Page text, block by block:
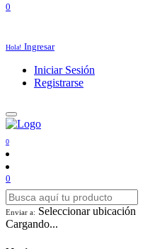
0
Hola! Ingresar
Iniciar Sesión
Registrarse
0
0
Enviar a: Seleccionar ubicación
Cargando...